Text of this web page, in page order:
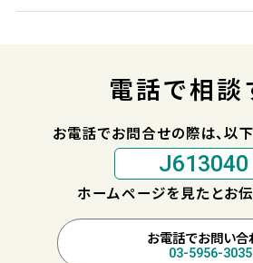
電話で相談
お電話でお問合せの際は、以
J613040
ホームページを見たとお伝
お電話でお問い合
03-5956-3035